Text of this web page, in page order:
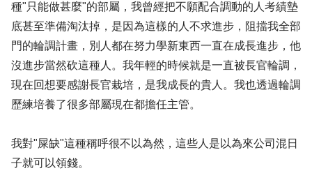
種"只能做甚麼"的部屬，我曾經把不願配合調動的人考績墊
底甚至準備淘汰掉，是因為這樣的人不求進步，阻擋我全部
門的輪調計畫，別人都在努力學新東西一直在成長進步，他
沒進步當然砍這種人。我年輕的時候就是一直被長官輪調，
現在回想要感謝長官栽培，是我成長的貴人。我也透過輪調
歷練培養了很多部屬現在都擔任主管。
我對"屎缺"這種稱呼很不以為然，這些人是以為來公司混日
子就可以領錢。